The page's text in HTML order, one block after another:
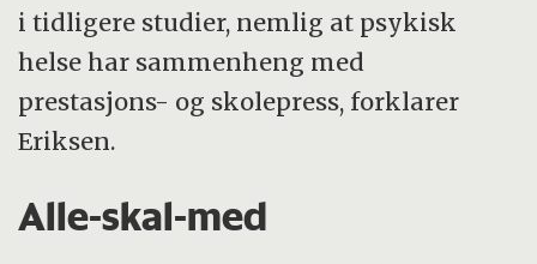
i tidligere studier, nemlig at psykisk
helse har sammenheng med
prestasjons- og skolepress, forklarer
Eriksen.
Alle-skal-med